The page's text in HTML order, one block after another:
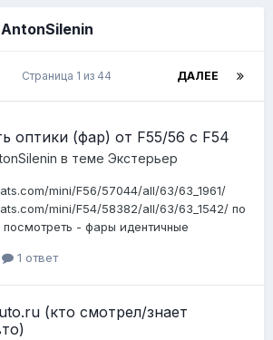
ДАЛЕЕ
Страница 1 из 44
оптики (фар) от F55/56 с F54
в теме Экстерьер
mini/F56/57044/all/63/63_1961/
mini/F54/58382/all/63/63_1542/ по
- фары идентичные
1 ответ
(кто смотрел/знает